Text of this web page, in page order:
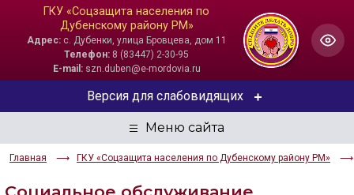
ГКУ «Соцзащита населения по
Дубенскому району РМ»
Адрес:с. Дубенки, улица Бровцева, дом 11
Телефон: 8 (83447) 2-30-95
E-mail:szn.duben@e-mordovia.ru
Главная ГКУ «Соцзащита населения по Дубенскому району РМ»
Версия для слабовидящих
ЦВЕТОВАЯ СХЕМА
Aa Aa Aa